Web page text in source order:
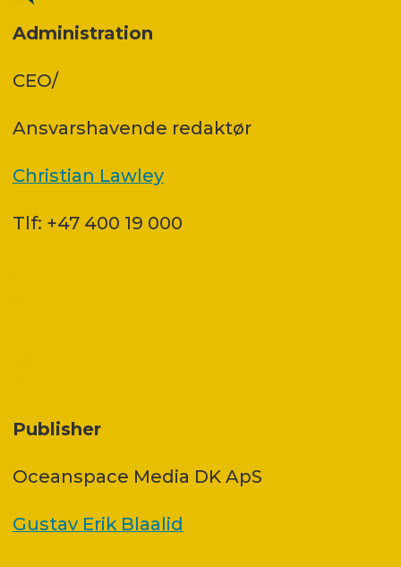
Administration
CEO/
Ansvars­havende redaktør
Christian Lawley
Tlf: +47 400 19 000
Publisher
Oceanspace Media DK ApS
Gustav Erik Blaalid